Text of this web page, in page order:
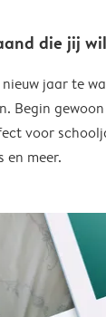
die jij
jaar te
Begin
voor
en meer.